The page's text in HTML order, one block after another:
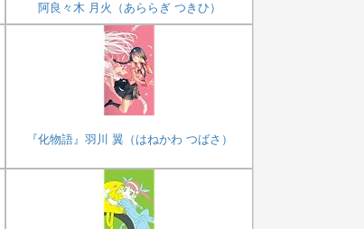
阿良々木 月火（あららぎ つきひ）
『化物語』羽川 翼（はねかわ つばさ）